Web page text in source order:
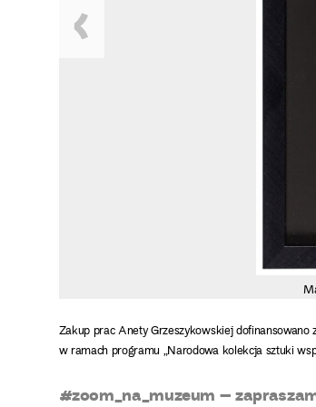
Zakup prac Anety Grzeszykowskiej
w ramach programu „Narodowa kolekcja sztuki
#zoom_na_muzeum –